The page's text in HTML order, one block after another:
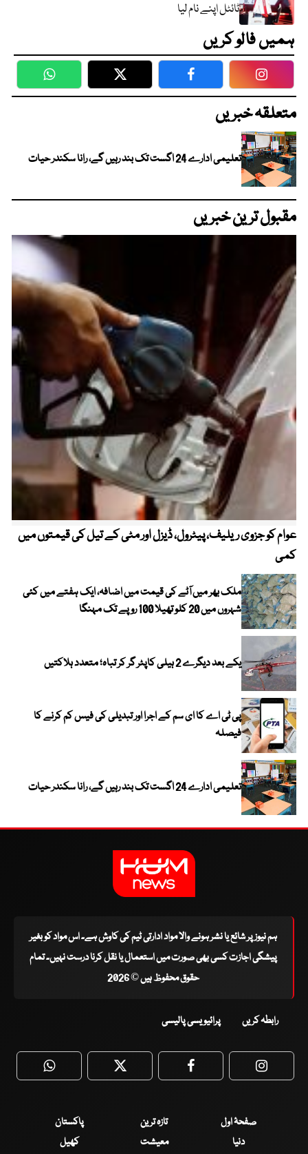
ٹائٹل اپنے نام لیا
ہمیں فالو کریں
WhatsApp Twitter Facebook
متعلقہ خبریں
تعلیمی ادارے 24 اگست تک بند رہیں گے، رانا سکندر حیات
مقبول ترین خبریں
عوام کو جزوی ریلیف، پیٹرول، ڈیزل اور مٹی کے تیل کی قیمتوں میں
کمی
ملک بھر میں آٹے کی قیمت میں اضافہ، ایک ہفتے میں کئی
شہروں میں 20 کلو تھیلا 100 روپے تک مہنگا
یکے بعد دیگرے 2 ہیلی کاپٹر گر کر تباہ؛ متعدد ہلاکتیں
پی ٹی اے کا ای سم کے اجرا اور تبدیلی کی فیس کم کرنے کا
فیصلہ
تعلیمی ادارے 24 اگست تک بند رہیں گے، رانا سکندر حیات
ہم نیوز پر شائع یا نشر ہونے والا مواد ادارتی ٹیم کی کاوش ہے۔ اس مواد کو بغیر
پیشگی اجازت کسی بھی صورت میں استعمال یا نقل کرنا درست نہیں۔ تمام
حقوق محفوظ ہیں © 2026
رابطہ کریں پرائیویسی پالیسی
WhatsApp Twitter Facebook
صفحۂ اول تازہ ترین
پاکستان
دنیا
معیشت کھیل